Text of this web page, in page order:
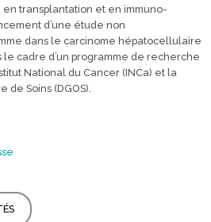
transplantation et en immuno-
d’une étude non
dans le carcinome hépatocellulaire
le cadre d’un programme de recherche
National du Cancer (INCa) et la
de Soins (DGOS).